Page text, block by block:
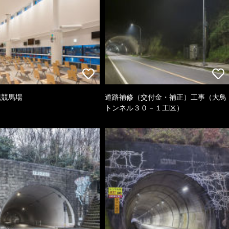
競馬場
道路補修（交付金・補正）工事（大鳥
トンネル３０－１工区）